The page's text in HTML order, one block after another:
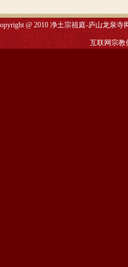
@ 2010净土宗祖庭-庐山龙泉寺
互联网宗教